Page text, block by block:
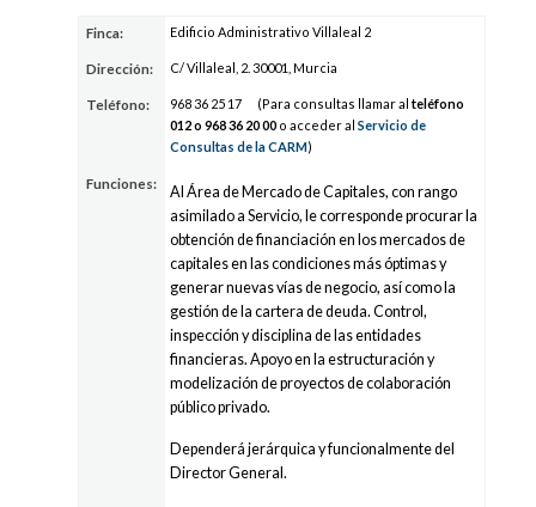
Finca: Edificio Administrativo Villaleal 2
Dirección: C/ Villaleal, 2. 30001, Murcia
Teléfono: 968 36 25 17 (Para consultas llamar alteléfono
012 o 968 36 2000 o acceder alServicio de
Consultas de la CARM)
Funciones:
Al Área de Mercado de Capitales, con rango
asimilado a Servicio, le corresponde procurar la
obtención de financiación en los mercados de
capitales en las condiciones más óptimas y
generar nuevas vías de negocio, así como la
gestión de la cartera de deuda. Control,
inspección y disciplina de las entidades
financieras. Apoyo en la estructuración y
modelización de proyectos de colaboración
público privado.
Dependerá jerárquica y funcionalmente del
Director General.